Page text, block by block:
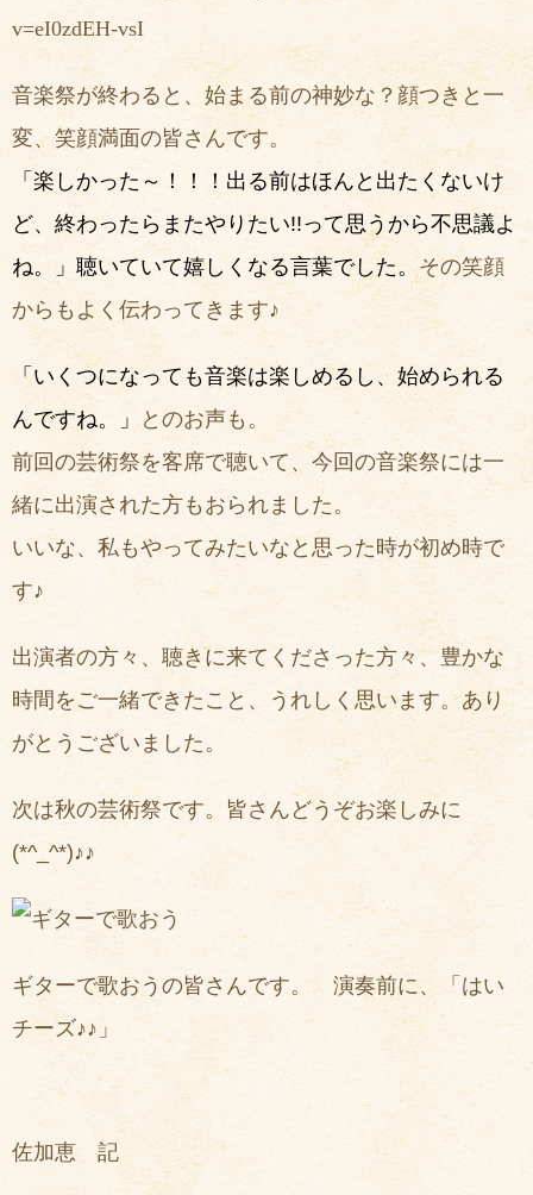
v=eI0zdEH-vsI
音楽祭が終わると、始まる前の神妙な？顔つきと一
変、笑顔満面の皆さんです。
「楽しかった～！！！出る前はほんと出たくないけ
ど、終わったらまたやりたい!!って思うから不思議よ
ね。」聴いていて嬉しくなる言葉でした。その笑顔
からもよく伝わってきます♪
「いくつになっても音楽は楽しめるし、始められる
んですね。」とのお声も。
前回の芸術祭を客席で聴いて、今回の音楽祭には一
緒に出演された方もおられました。
いいな、私もやってみたいなと思った時が初め時で
す♪
出演者の方々、聴きに来てくださった方々、豊かな
時間をご一緒できたこと、うれしく思います。あり
がとうございました。
次は秋の芸術祭です。皆さんどうぞお楽しみに
(*^_^*)♪♪
ギターで歌おうの皆さんです。 演奏前に、「はい
チーズ♪♪」
佐加恵 記